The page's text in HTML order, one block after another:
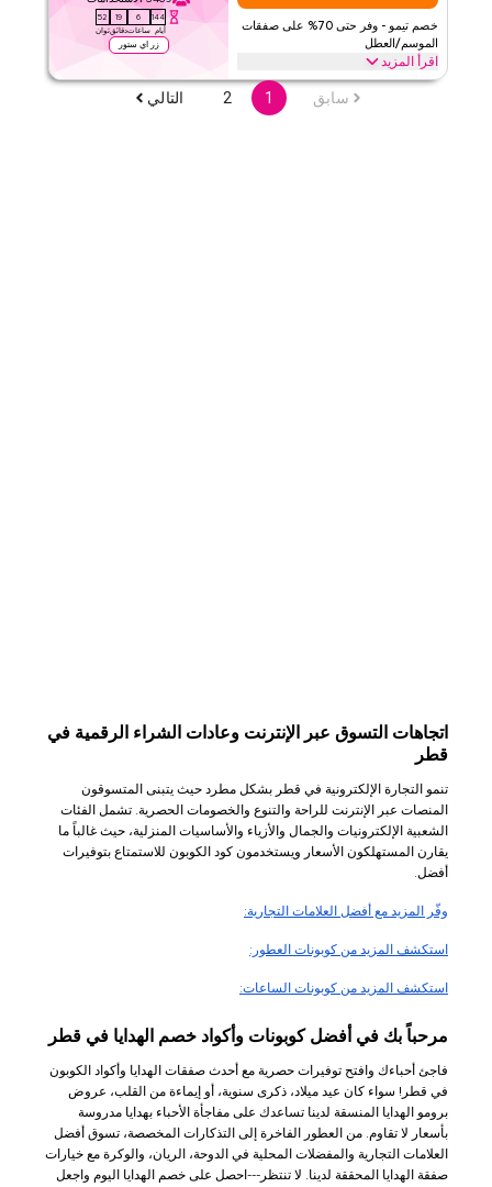
الحد الأدنى للطلب
١٩
ينطبق على
تطبيق
الفئات
٤٫١٧ ٦التقييم
خصم تيمو - وفر حتى 70% على صفقات
الموسم/العطل
اقرأ المزيد
144
أيام
6
ساعات
19
دقائق
51
ثوان
زر اي ستور
وفر حتى 70% مع كود كوبون تيمو هذا خلال المواسم الاحتفالية، بما في ذلك
رمضان، العيد، الجمعة السوداء، العودة للمدرسة وعطل أخرى. استبدل الآن.
سابق 1
2 التالي
اتجاهات التسوق عبر الإنترنت وعادات الشراء الرقمية في
قطر
تنمو التجارة الإلكترونية في قطر بشكل مطرد حيث يتبنى المتسوقون
المنصات عبر الإنترنت للراحة والتنوع والخصومات الحصرية. تشمل الفئات
الشعبية الإلكترونيات والجمال والأزياء والأساسيات المنزلية، حيث غالباً ما
يقارن المستهلكون الأسعار ويستخدمون كود الكوبون للاستمتاع بتوفيرات
أفضل.
وفّر المزيد مع أفضل العلامات التجارية:
استكشف المزيد من كوبونات العطور:
استكشف المزيد من كوبونات الساعات:
مرحباً بك في أفضل كوبونات وأكواد خصم الهدايا في قطر
فاجئ أحباءك وافتح توفيرات حصرية مع أحدث صفقات الهدايا وأكواد الكوبون
في قطر! سواء كان عيد ميلاد، ذكرى سنوية، أو إيماءة من القلب، عروض
برومو الهدايا المنسقة لدينا تساعدك على مفاجأة الأحباء بهدايا مدروسة
بأسعار لا تقاوم. من العطور الفاخرة إلى التذكارات المخصصة، تسوق أفضل
العلامات التجارية والمفضلات المحلية في الدوحة، الريان، والوكرة مع خيارات
صفقة الهدايا المحققة لدينا. لا تنتظر---احصل على خصم الهدايا اليوم واجعل